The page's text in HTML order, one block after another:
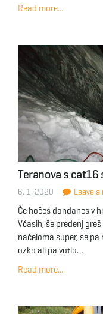
Read more...
Teranova s
6. 1. 2020 Leave a
Če hočeš dandanes v
Včasih, še predenj
načeloma super, se
ozko ali pa votlo…
Read more...